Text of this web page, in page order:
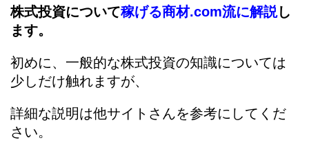
株式投資について稼げる商材.com流に解説し
ます。
初めに、一般的な株式投資の知識については
少しだけ触れますが、
詳細な説明は他サイトさんを参考にしてくだ
さい。